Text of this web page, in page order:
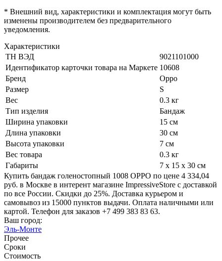
* Внешний вид, характеристики и комплектация могут быть
изменены производителем без предварительного
уведомления.
Характеристики
ТН ВЭД
9021101000
Идентификатор карточки товара на Маркете 10608
Бренд
Oppo
Размер
S
Вес
0.3 кг
Тип изделия
Бандаж
Ширина упаковки
15 см
Длина упаковки
30 см
Высота упаковки
7 см
Вес товара
0.3 кг
Габариты
7 x 15 x 30 см
Купить бандаж голеностопный 1008 OPPO по цене 4 334,04
руб. в Москве в интерент магазине ImpressiveStore с доставкой
по все России. Скидки до 25%. Доставка курьером и
самовывоз из 15000 пунктов выдачи. Оплата наличными или
картой. Телефон для заказов +7 499 383 83 63.
Ваш город:
Эль-Монте
Прочее
Сроки
Стоимость